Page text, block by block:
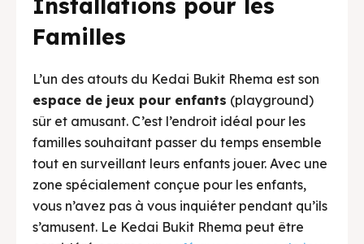
Menu makanan Kedai Bukit Rhema
Menu makanan Kedai Bukit Rhema
Familles
L’un des atouts du Kedai Bukit Rhema est son
espace de jeux pour enfants (playground)
sûr et amusant. C’est l’endroit idéal pour les
familles souhaitant passer du temps ensemble
tout en surveillant leurs enfants jouer. Avec une
zone spécialement conçue pour les enfants,
vous n’avez pas à vous inquiéter pendant qu’ils
s’amusent. Le Kedai Bukit Rhema peut être